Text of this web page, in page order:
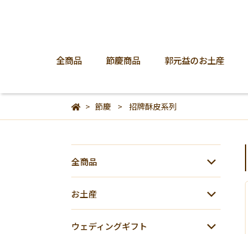
全商品 節慶商品 郭元益のお土産
節慶 招牌酥皮系列
全商品
お土産
ウェディングギフト